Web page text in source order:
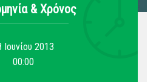
& Xρόνος
Ιουνίου 2013
00:00